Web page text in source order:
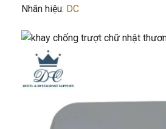
Nhãn hiệu: DC